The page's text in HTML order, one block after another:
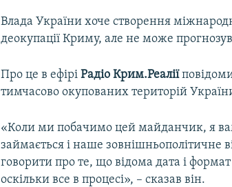
Влада України хоче створення
деокупації Криму, але не може
Про це в ефіріРадіо Крим.Реалії
тимчасово окупованих територій
«Коли ми побачимо цей майданчик, я
займається і наше зовнішньополітичне
говорити про те, що відома дата і
оскільки все в процесі», – сказав він.